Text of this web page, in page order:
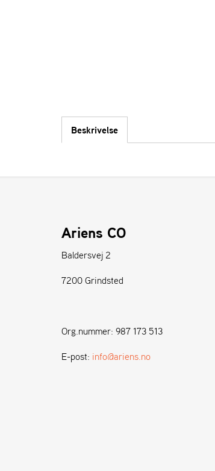
Beskrivelse
Ariens CO
Baldersvej 2
7200 Grindsted
Org.nummer: 987 173 513
E-post: info@ariens.no